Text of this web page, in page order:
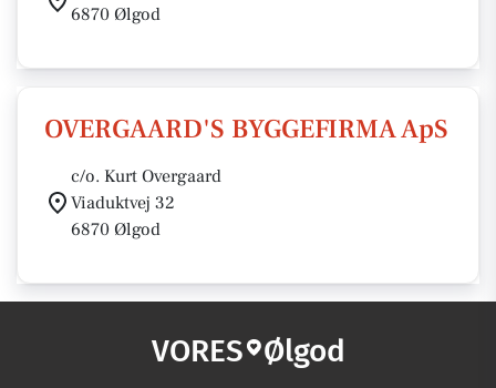
6870 Ølgod
OVERGAARD'S BYGGEFIRMA ApS
c/o. Kurt Overgaard
Viaduktvej 32
6870 Ølgod
VORES Ølgod